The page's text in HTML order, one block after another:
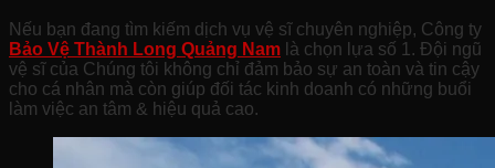
Nếu bạn đang tìm kiếm dịch vụ vệ sĩ chuyên nghiệp, Công ty
Bảo Vệ Thành Long Quảng Nam là chọn lựa số 1. Đội ngũ
vệ sĩ của Chúng tôi không chỉ đảm bảo sự an toàn và tin cậy
cho cá nhân mà còn giúp đối tác kinh doanh có những buổi
làm việc an tâm & hiệu quả cao.